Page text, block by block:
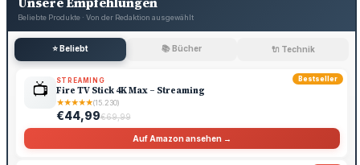
Beliebte Produkte · Von der Redaktion ausgewählt
⭐ Beliebt 📚 Bücher 🔌 Technik
Bestseller
📺 STREAMING
Fire TV Stick 4K Max – Streaming
★★★★★(15.230)
€44,99€69,99
Auf Amazon ansehen →